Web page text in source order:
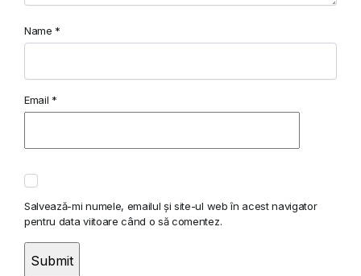
Name *
Email *
Salvează-mi numele, emailul și site-ul web în acest navigator
pentru data viitoare când o să comentez.